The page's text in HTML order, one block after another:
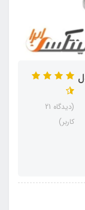
(دیدگاه 21
کاربر)